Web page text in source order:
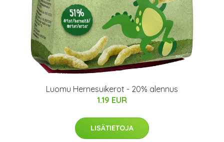
Luomu Hernesuikerot - 20% alennus
1.19 EUR
LISÄTIETOJA